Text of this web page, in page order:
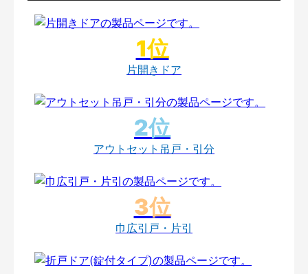
片開きドア
アウトセット吊戸・引分
巾広引戸・片引